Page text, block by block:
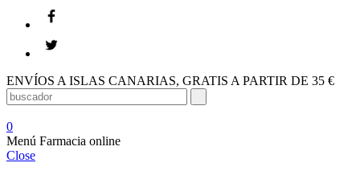
ENVÍOS A ISLAS CANARIAS, GRATIS A PARTIR DE 35 €
0
Menú Farmacia online
Close